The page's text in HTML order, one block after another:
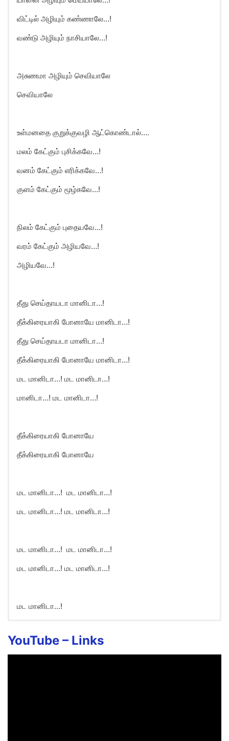
விட்டில் அழியும் கண்ணாலே…!
வண்டு அழியும் நாசியாலே…!
அசுணமா அழியும் செவியாலே
செவியாலே
உள்மனதை குறுக்குவழி ஆட்கொண்டால்….
மலம் கேட்கும் புசிக்கவே…!
வனம் கேட்கும் எரிக்கவே…!
குளம் கேட்கும் மூழ்கவே…!
நிலம் கேட்கும் புதையவே…!
வரம் கேட்கும் அழியவே…!
அழியவே…!
தீது செய்தாயடா மானிடா…!
தீக்கிரையாகி போனாயே மானிடா…!
தீது செய்தாயடா மானிடா…!
தீக்கிரையாகி போனாயே மானிடா…!
மட மானிடா…! மட மானிடா…!
மானிடா…! மட மானிடா…!
தீக்கிரையாகி போனாயே
தீக்கிரையாகி போனாயே
மட மானிடா…! மட மானிடா…!
மட மானிடா…! மட மானிடா…!
மட மானிடா…! மட மானிடா…!
மட மானிடா…! மட மானிடா…!
மட மானிடா…!
YouTube – Links